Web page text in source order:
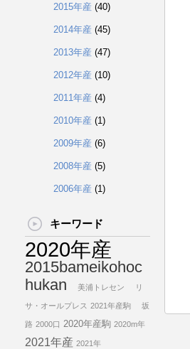
2015年産 (40)
2014年産 (45)
2013年産 (47)
2012年産 (10)
2011年産 (4)
2010年産 (1)
2009年産 (6)
2008年産 (5)
2006年産 (1)
キーワード
2020年産
2015bameikohoc
hukan
美浦トレセン リ
サ・オールプレス 2021年産駒 坂
路 2000口 2020年産駒 2020m年
2021年産 2021年